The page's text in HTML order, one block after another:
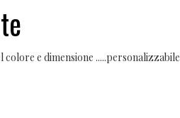
e dimensione .....personalizzabile